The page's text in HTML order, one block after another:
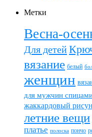
Метки
Весна-
Для детей
вязание белый
женщин
для мужчин
жаккардовый
летние вещи
платье полоска пончо